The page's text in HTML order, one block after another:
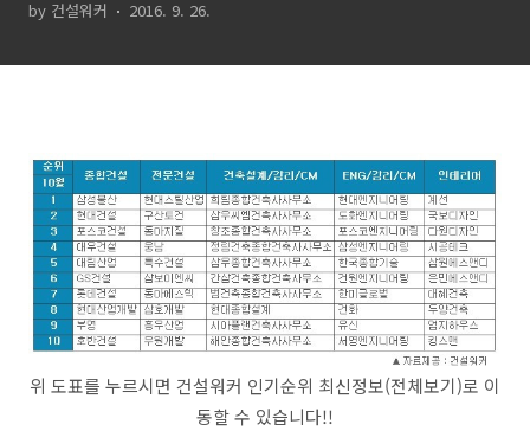
by 건설워커 2016. 9. 26.
위 도표를 누르시면 건설워커 인기순위 최신정보(전체보기)로 이
동할 수 있습니다!!